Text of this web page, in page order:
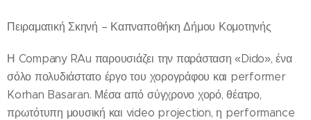
Πειραματική Σκηνή – Καπναποθήκη Δήμου Κομοτηνής
Η Company RAu παρουσιάζει την παράσταση «Dido», ένα
σόλο πολυδιάστατο έργο του χορογράφου και performer
Korhan Basaran. Μέσα από σύγχρονο χορό, θέατρο,
πρωτότυπη μουσική και video projection, η performance